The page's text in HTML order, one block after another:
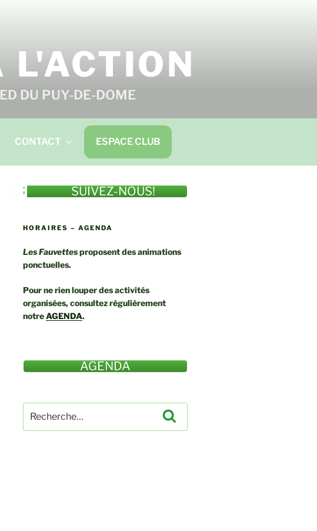
L'ACTION
DU PUY-DE-DOME
CONTACT ESPACE CLUB
SUIVEZ-NOUS!
HORAIRES – AGENDA
Les Fauvettesproposent des animations
ponctuelles.
Pour ne rien louper des activités
organisées, consultez régulièrement
notreAGENDA.
AGENDA
pour
: